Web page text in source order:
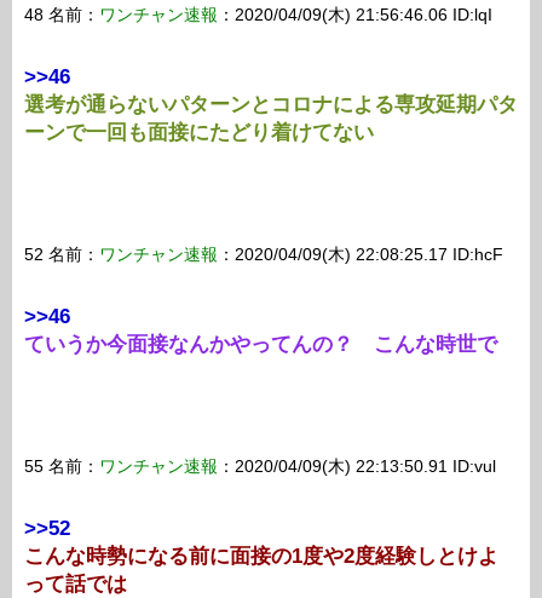
48 名前： ワンチャン速報 ：2020/04/09(木) 21:56:46.06 ID:lqI
>>46
選考が通らないパターンとコロナによる専攻延期パタ
ーンで一回も面接にたどり着けてない
52 名前： ワンチャン速報 ：2020/04/09(木) 22:08:25.17 ID:hcF
>>46
ていうか今面接なんかやってんの？ こんな時世で
55 名前： ワンチャン速報 ：2020/04/09(木) 22:13:50.91 ID:vul
>>52
こんな時勢になる前に面接の1度や2度経験しとけよ
って話では